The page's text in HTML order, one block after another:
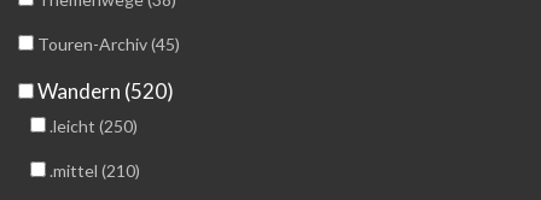
Touren-Archiv (45)
Wandern (520)
.leicht (250)
.mittel (210)